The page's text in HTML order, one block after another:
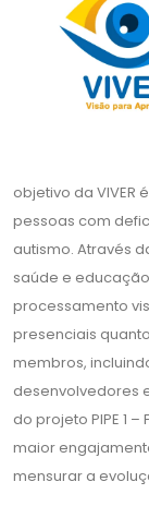
objetivo da
pessoas com
autismo. Através
saúde e
processamento
presenciais
membros,
desenvolvedores
do projeto PIPE 1
maior
mensurar a